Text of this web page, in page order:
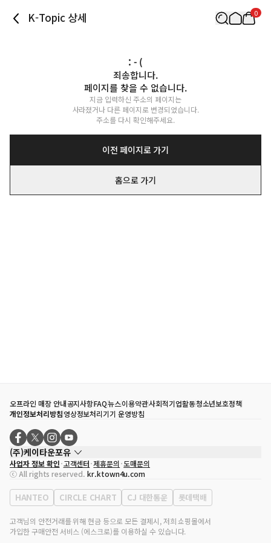
K-Topic 상세 0
: - (
죄송합니다.
페이지를 찾을 수 없습니다.
지금 입력하신 주소의 페이지는
사라졌거나 다른 페이지로 변경되었습니다.
주소를 다시 확인해주세요.
이전 페이지로 가기
홈으로 가기
오프라인 매장 안내공지사항FAQ뉴스이용약관사회적기업활동청소년보호정책
개인정보처리방침영상정보처리기기 운영방침
(주)케이타운포유
대표자
송효민
사업자등록번호
120-87-71116
통신판매업 신고번호 제2011-서울강남-02223
대표전화
02-552-9855
사업자 정보 확인 고객센터 제휴문의 도매문의
ⓒ All rights reserved. kr.ktown4u.com
HANTEO CIRCLE CHART CJ 대한통운 롯데택배
고객님의 안전거래를 위해 현금 등으로 모든 결제시, 저희 쇼핑몰에서
가입한 구매안전 서비스 (에스크로)를 이용하실 수 있습니다.